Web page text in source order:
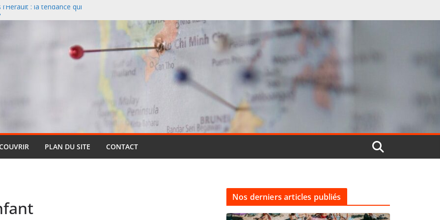
: la tendance qui
paysage naturel
et la Méditerranée
: pourquoi cette formule
(et pourquoi elle reste si
PLAN DU SITE CONTACT
Nos derniers articles publiés